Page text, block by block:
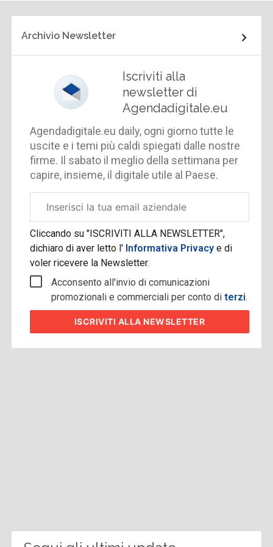
Archivio Newsletter
Iscriviti alla
newsletter di
Agendadigitale.eu
Agendadigitale.eu daily, ogni giorno tutte le
uscite e i temi più caldi spiegati dalle nostre
firme. Il sabato il meglio della settimana per
capire, insieme, il digitale utile al Paese.
aziendale
Cliccando su "ISCRIVITI ALLA NEWSLETTER",
dichiaro di aver letto l' Informativa Privacye di
voler ricevere la Newsletter.
Acconsento all'invio di comunicazioni
promozionali e commerciali per conto diterzi.
ISCRIVITI ALLA NEWSLETTER